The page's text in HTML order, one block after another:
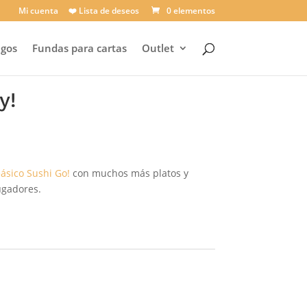
Mi cuenta ❤️ Lista de deseos 0 elementos
Fundas para cartas Outlet
Sushi Go! con muchos más platos y